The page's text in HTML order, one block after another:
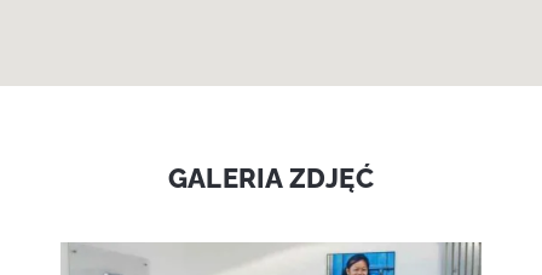
GALERIA ZDJĘĆ